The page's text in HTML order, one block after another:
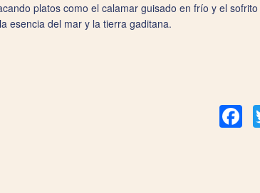
platos como el calamar guisado en frío y el
esencia del mar y la tierra gaditana.